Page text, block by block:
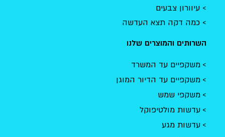
עיוורון צבעים
כמה דקה תצא העדשה
השרותים והמוצרים שלנו
משקפיים עד המשרד
משקפיים עד הדיור המוגן
משקפי שמש
עדשות מולטיפוקל
עדשות מגע